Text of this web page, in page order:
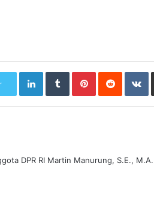
LinkedIn Tumblr Pinterest Reddit VKontakte
DPR RI Martin Manurung, S.E., M.A.